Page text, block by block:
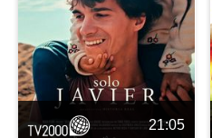
21:05